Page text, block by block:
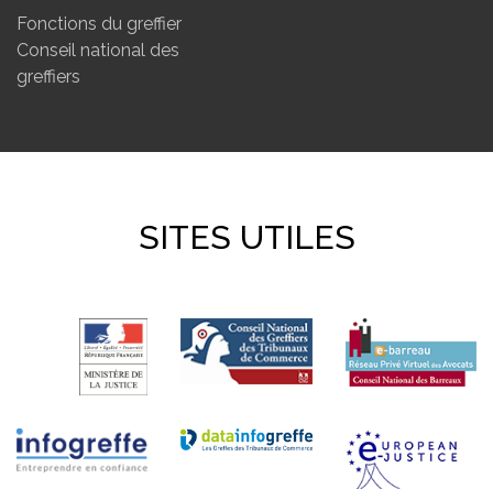
Fonctions du greffier
Conseil national des
greffiers
SITES UTILES